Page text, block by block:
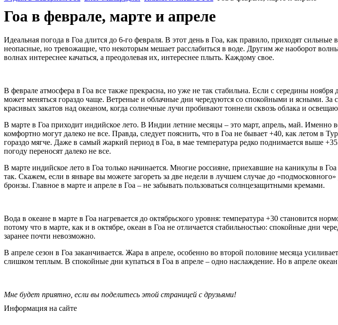
Гоа в феврале, марте и апреле
Идеальная погода в Гоа длится до 6-го февраля. В этот день в Гоа, как правило, приходят
неопасные, но тревожащие, что некоторым мешает расслабиться в воде. Другим же наоборот
волнах интереснее качаться, а преодолевая их, интереснее плыть. Каждому свое.
В феврале атмосфера в Гоа все также прекрасна, но уже не так стабильна. Если с середины
может меняться гораздо чаще. Ветреные и облачные дни чередуются со спокойными и ясными.
красивых закатов над океаном, когда солнечные лучи пробивают тоннели сквозь облака и
В марте в Гоа приходит индийское лето. В Индии летние месяцы – это март, апрель, май. Именно
комфортно могут далеко не все. Правда, следует пояснить, что в Гоа не бывает +40, как летом
гораздо мягче. Даже в самый жаркий период в Гоа, в мае температура редко поднимается выше
погоду переносят далеко не все.
В марте индийское лето в Гоа только начинается. Многие россияне, приехавшие на каникулы в
так. Скажем, если в январе вы можете загореть за две недели в лучшем случае до
бронзы. Главное в марте и апреле в Гоа – не забывать пользоваться солнцезащитными кремами.
Вода в океане в марте в Гоа нагревается до октябрьского уровня: температура +30 становится
потому что в марте, как и в октябре, океан в Гоа не отличается стабильностью: спокойные дни
заранее почти невозможно.
В апреле сезон в Гоа заканчивается. Жара в апреле, особенно во второй половине месяца
слишком теплым. В спокойные дни купаться в Гоа в апреле – одно наслаждение. Но в апреле
Мне будет приятно, если вы поделитесь этой страницей с друзьями!
Информация на сайте